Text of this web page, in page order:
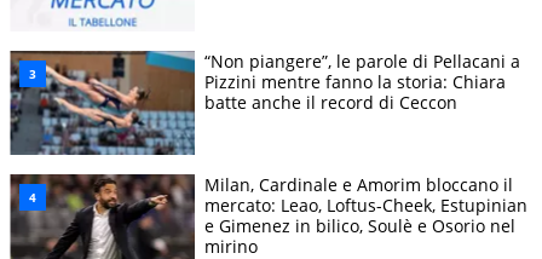
“Non piangere”, le parole di Pellacani a
Pizzini mentre fanno la storia: Chiara
batte anche il record di Ceccon
Milan, Cardinale e Amorim bloccano il
mercato: Leao, Loftus-Cheek, Estupinian
e Gimenez in bilico, Soulè e Osorio nel
mirino